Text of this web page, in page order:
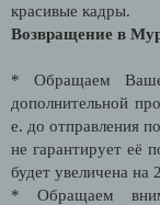
красивые кадры.
Возвращение в
* Обращаем Ваше
дополнительной
е. до отправления
не гарантирует её
будет увеличена на
* Обращаем